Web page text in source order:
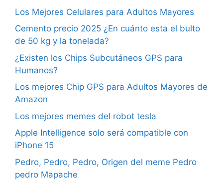
Los Mejores Celulares para Adultos Mayores
Cemento precio 2025 ¿En cuánto esta el bulto
de 50 kg y la tonelada?
¿Existen los Chips Subcutáneos GPS para
Humanos?
Los mejores Chip GPS para Adultos Mayores de
Amazon
Los mejores memes del robot tesla
Apple Intelligence solo será compatible con
iPhone 15
Pedro, Pedro, Pedro, Origen del meme Pedro
pedro Mapache